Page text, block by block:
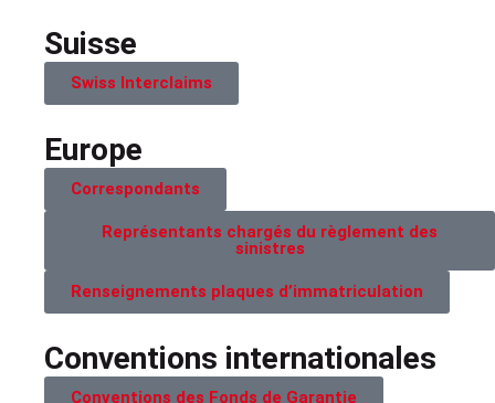
Suisse
Swiss Interclaims
Europe
Correspondants
Représentants chargés du règlement des
sinistres
Renseignements plaques d’immatriculation
Conventions internationales
Conventions des Fonds de Garantie